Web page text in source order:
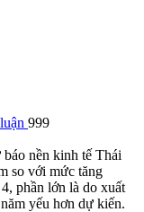
999
nền kinh tế Thái
so với mức tăng
phần lớn là do xuất
yếu hơn dự kiến.